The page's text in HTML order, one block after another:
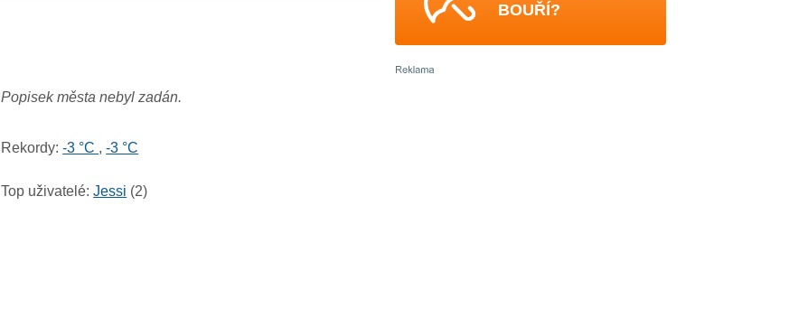
Popisek města nebyl zadán.
Rekordy: -3 °C ,-3 °C
Top uživatelé: Jessi (2)
BOUŘÍ?